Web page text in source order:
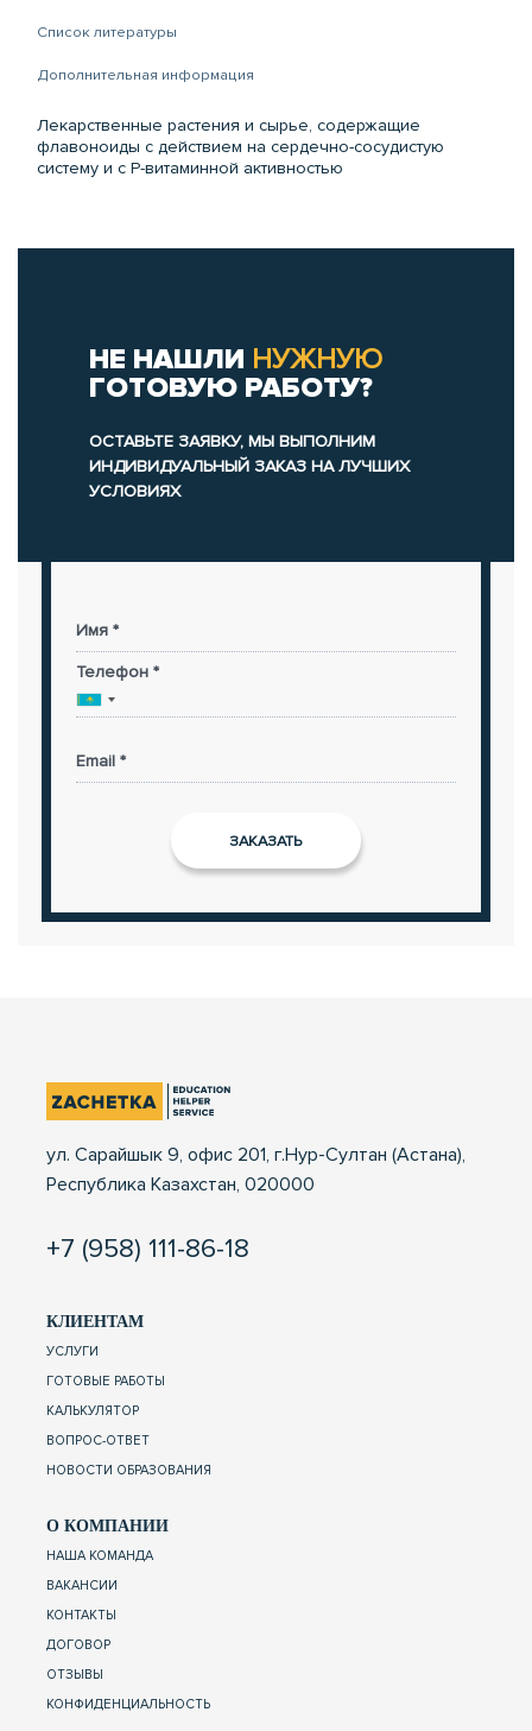
Список литературы
Дополнительная информация
Лекарственные растения и сырье, содержащие
флавоноиды с действием на сердечно-сосудистую
систему и с Р-витаминной активностью
НЕ НАШЛИ НУЖНУЮ
ГОТОВУЮ РАБОТУ?
ОСТАВЬТЕ ЗАЯВКУ, МЫ ВЫПОЛНИМ
ИНДИВИДУАЛЬНЫЙ ЗАКАЗ НА ЛУЧШИХ
УСЛОВИЯХ
Имя *
Телефон *
Email *
ул. Сарайшык 9, офис 201, г.Нур-Султан (Астана),
Республика Казахстан, 020000
+7 (958) 111-86-18
КЛИЕНТАМ
УСЛУГИ
ГОТОВЫЕ РАБОТЫ
КАЛЬКУЛЯТОР
ВОПРОС-ОТВЕТ
НОВОСТИ ОБРАЗОВАНИЯ
О КОМПАНИИ
НАША КОМАНДА
ВАКАНСИИ
КОНТАКТЫ
ДОГОВОР
ОТЗЫВЫ
КОНФИДЕНЦИАЛЬНОСТЬ